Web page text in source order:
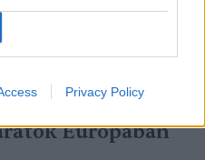
Privacy Policy
válhatnak az
Európában